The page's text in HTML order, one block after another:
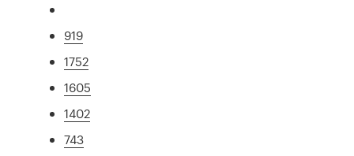
919
1752
1605
1402
743